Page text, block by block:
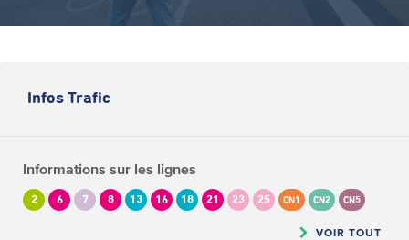
Infos Trafic
Informations sur les lignes
2 6 7 8 13 16 18 21 23 25 CN1 CN2 CN5
VOIR TOUT